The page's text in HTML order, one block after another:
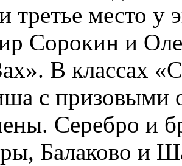
третье место у
Сорокин и
В классах
с призовыми
Серебро и
Балаково и